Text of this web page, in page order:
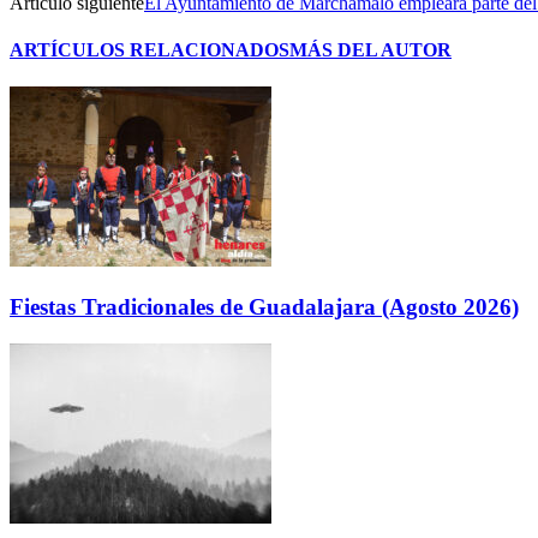
ARTÍCULOS RELACIONADOSMÁS DEL AUTOR
Fiestas Tradicionales de Guadalajara (Agosto 2026)